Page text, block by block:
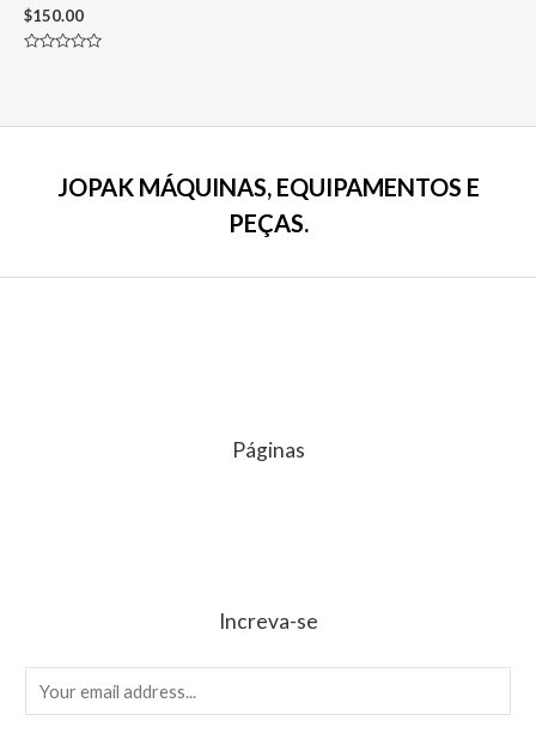
$150.00
JOPAK MÁQUINAS, EQUIPAMENTOS E
PEÇAS.
Páginas
Increva-se
m